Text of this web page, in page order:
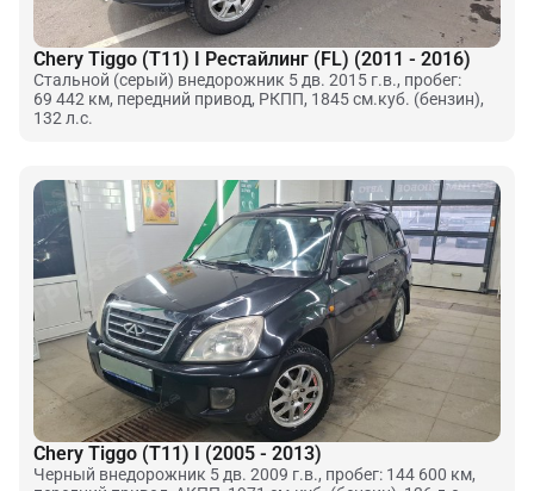
Chery Tiggo (T11) I Рестайлинг (FL) (2011 - 2016)
Стальной (серый) внедорожник 5 дв. 2015 г.в., пробег:
69 442 км, передний привод, РКПП, 1845 см.куб. (бензин),
132 л.с.
Chery Tiggo (T11) I (2005 - 2013)
Черный внедорожник 5 дв. 2009 г.в., пробег: 144 600 км,